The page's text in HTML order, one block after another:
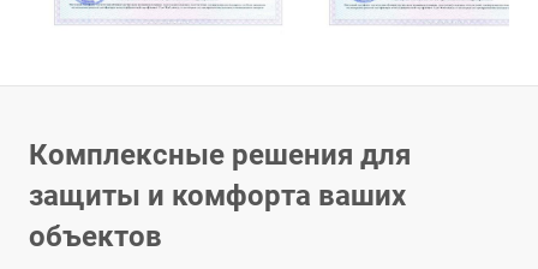
Комплексные решения для
защиты и комфорта ваших
объектов